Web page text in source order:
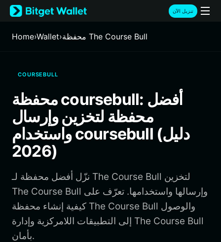
English
日本語
Русский
Italiano
Deutsch
简体中文
繁體中文
Português (Portugal)
Bahasa Indonesia
ภาษาไทย
বাংলা
Español
Português (Brasil)
Español (Argentina)
تنزيل الآن
Home›Wallet› محفظة The Course Bull
COURSEBULL
محفظة coursebull: أفضل
محفظة لتخزين وإرسال
واستخدام coursebull (دليل
2026)
نزّل أفضل محفظة لـ The Course Bull لتخزين
The Course Bull وإرسالها واستخدامها. تعرّف على
كيفية إنشاء محفظة The Course Bull والوصول
إلى التطبيقات اللامركزية وإدارة The Course Bull
بأمان.